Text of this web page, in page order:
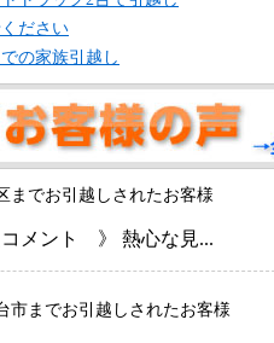
ださい
の家族引越し